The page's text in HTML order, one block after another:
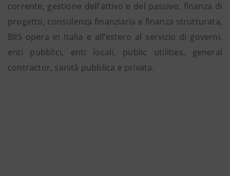
corrente, gestione dell’attivo e del passivo, finanza di
progetto, consulenza finanziaria e finanza strutturata,
BIIS opera in Italia e all’estero al servizio di governi,
enti pubblici, enti locali, public utilities, general
contractor, sanità pubblica e privata.